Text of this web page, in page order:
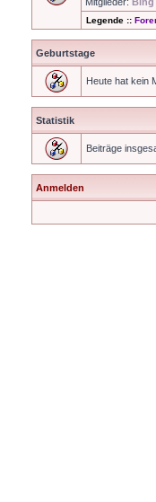
Legende ::
Geburtstage
Heute hat kein
Statistik
Beiträge
Anmelden